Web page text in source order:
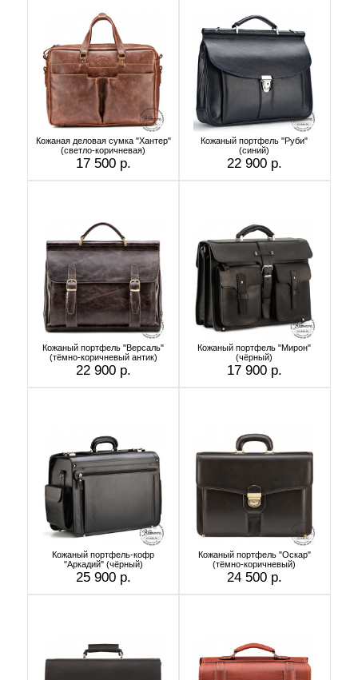
Кожаная деловая сумка "Хантер"
(светло-коричневая)
17 500 р.
Кожаный портфель "Руби"
(синий)
22 900 р.
Кожаный портфель "Версаль"
(тёмно-коричневый антик)
22 900 р.
Кожаный портфель "Мирон"
(чёрный)
17 900 р.
Кожаный портфель-кофр
"Аркадий" (чёрный)
25 900 р.
Кожаный портфель "Оскар"
(тёмно-коричневый)
24 500 р.